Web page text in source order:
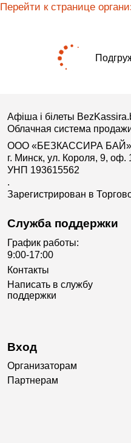
Перейти к странице
Афіша і білеты
Облачная система
ООО «БЕЗКАССИРА БАЙ»
г. Минск, ул. Короля, 9, оф.
УНП 193615562
.
Зарегистрирован в
Служба поддержки
График работы:
9:00-17:00
Контакты
Написать в службу
поддержки
Вход
Организаторам
Партнерам